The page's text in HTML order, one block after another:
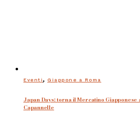
Eventi, Giappone a Roma
Japan Days: torna il Mercatino Giapponese
Capannelle